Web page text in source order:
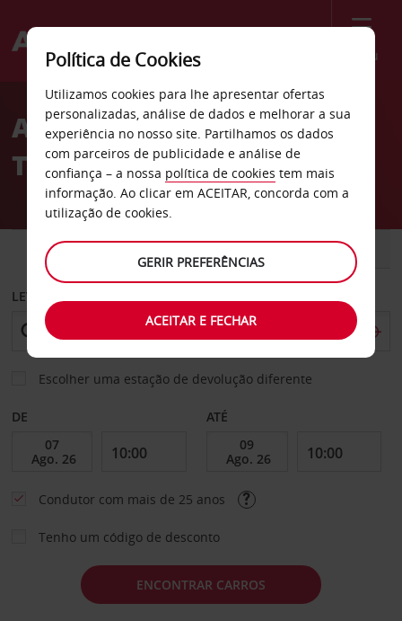
Menu
Welcome
AvisAluguer de carros
Torrelavega
CARRO COMERCIAIS
LEVANTAR EM
Escolher uma estação de devolução diferente
DE ATÉ
Condutor com mais de 25 anos
Tenho um código de desconto
ENCONTRAR CARROS
Política de Cookies
Utilizamos cookies para lhe apresentar ofertas
personalizadas, análise de dados e melhorar a sua
experiência no nosso site. Partilhamos os dados
com parceiros de publicidade e análise de
confiança – a nossa política de cookies tem mais
informação. Ao clicar em ACEITAR, concorda com a
utilização de cookies.
GERIR PREFERÊNCIAS
ACEITAR E FECHAR